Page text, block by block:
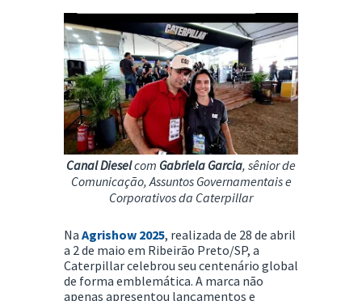
Canal Dieselcom Gabriela Garcia, sênior de
Comunicação, Assuntos Governamentais e
Corporativos da Caterpillar
Na Agrishow 2025, realizada de 28 de abril
a 2 de maio em Ribeirão Preto/SP, a
Caterpillar celebrou seu centenário global
de forma emblemática. A marca não
apenas apresentou lançamentos e